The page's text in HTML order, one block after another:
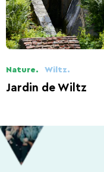
Nature. Wiltz.
Jardin de Wiltz